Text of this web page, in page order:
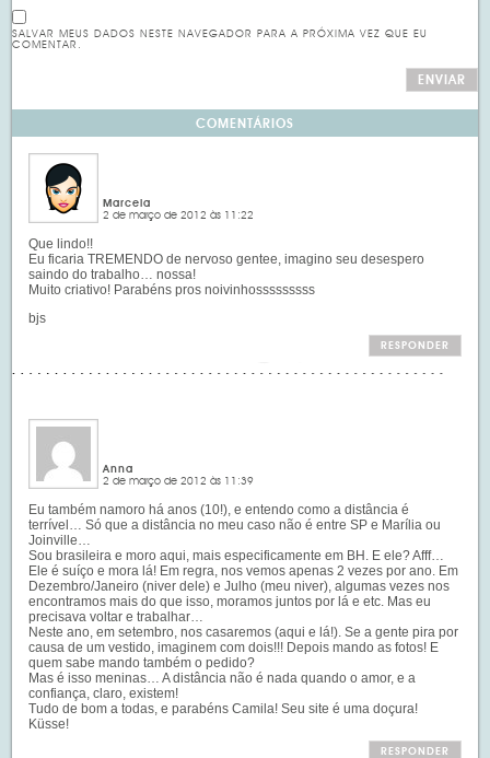
SALVAR MEUS DADOS NESTE NAVEGADOR PARA A PRÓXIMA VEZ QUE EU
COMENTAR.
COMENTÁRIOS
Marcela
2 de março de 2012 às 11:22
Que lindo!!
Eu ficaria TREMENDO de nervoso gentee, imagino seu desespero
saindo do trabalho… nossa!
Muito criativo! Parabéns pros noivinhosssssssss
bjs
RESPONDER
Anna
2 de março de 2012 às 11:39
Eu também namoro há anos (10!), e entendo como a distância é
terrível… Só que a distância no meu caso não é entre SP e Marília ou
Joinville…
Sou brasileira e moro aqui, mais especificamente em BH. E ele? Afff…
Ele é suíço e mora lá! Em regra, nos vemos apenas 2 vezes por ano. Em
Dezembro/Janeiro (niver dele) e Julho (meu niver), algumas vezes nos
encontramos mais do que isso, moramos juntos por lá e etc. Mas eu
precisava voltar e trabalhar…
Neste ano, em setembro, nos casaremos (aqui e lá!). Se a gente pira por
causa de um vestido, imaginem com dois!!! Depois mando as fotos! E
quem sabe mando também o pedido?
Mas é isso meninas… A distância não é nada quando o amor, e a
confiança, claro, existem!
Tudo de bom a todas, e parabéns Camila! Seu site é uma doçura!
Küsse!
RESPONDER